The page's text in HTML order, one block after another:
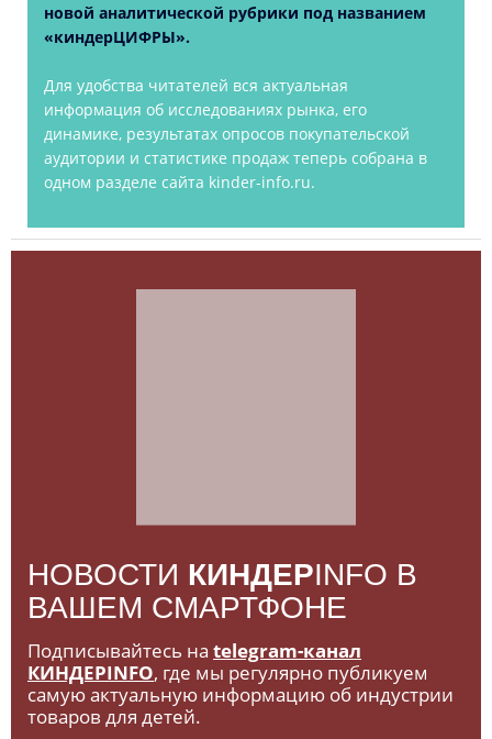
новой аналитической рубрики под названием
«киндерЦИФРЫ».
Для удобства читателей вся актуальная
информация об исследованиях рынка, его
динамике, результатах опросов покупательской
аудитории и статистике продаж теперь собрана в
одном разделе сайта kinder-info.ru.
НОВОСТИ КИНДЕРINFO В
ВАШЕМ СМАРТФОНЕ
Подписывайтесь на telegram-канал
КИНДЕРINFO, где мы регулярно публикуем
самую актуальную информацию об индустрии
товаров для детей.